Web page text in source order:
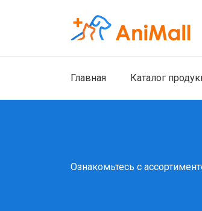
Главная Каталог
Ознакомьтесь с